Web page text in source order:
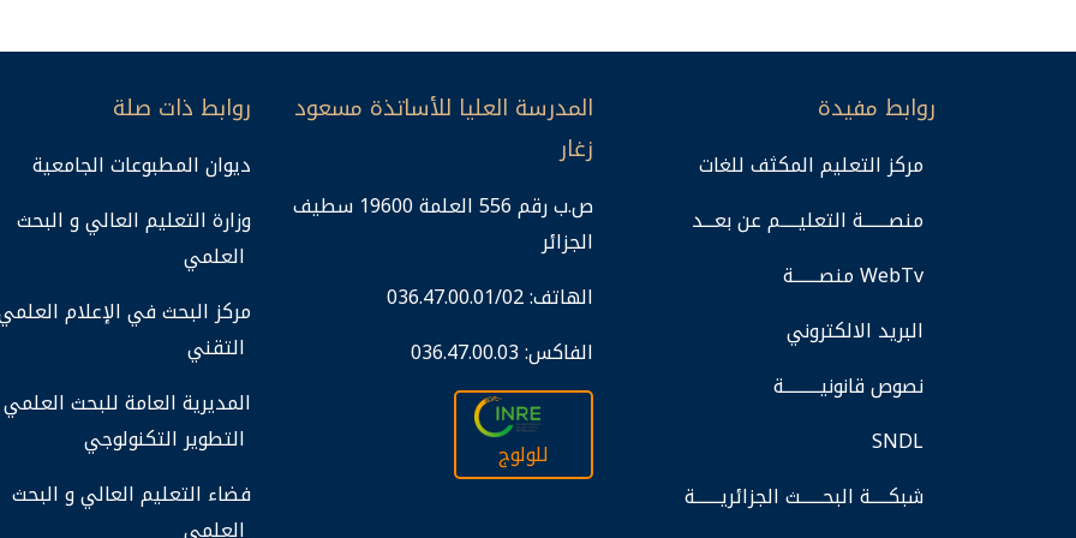
روابط ذات صلة
ديوان المطبوعات الجامعية
وزارة التعليم العالي و البحث
العلمي
مركز البحث في الإعلام
المديرية العامة للبحث
فضاء التعليم العالي و البحث
المدرسة العليا للأساتذة مسعود
زغار
ص.ب رقم 556 العلمة 19600 سطيف
الجزائر
الهاتف: 036.47.00.01/02
036.47.00.03 :الفاكس
للولوج
روابط مفيدة
مركز التعليم المكثف للغات
منصـــــــة التعليـــــم عن بعـــد
منصـــــــة WebTv
البريد الالكتروني
نصوص قانونيــــــــــة
SNDL
شبكـــــة البحــــــث الجزائريـــــــة